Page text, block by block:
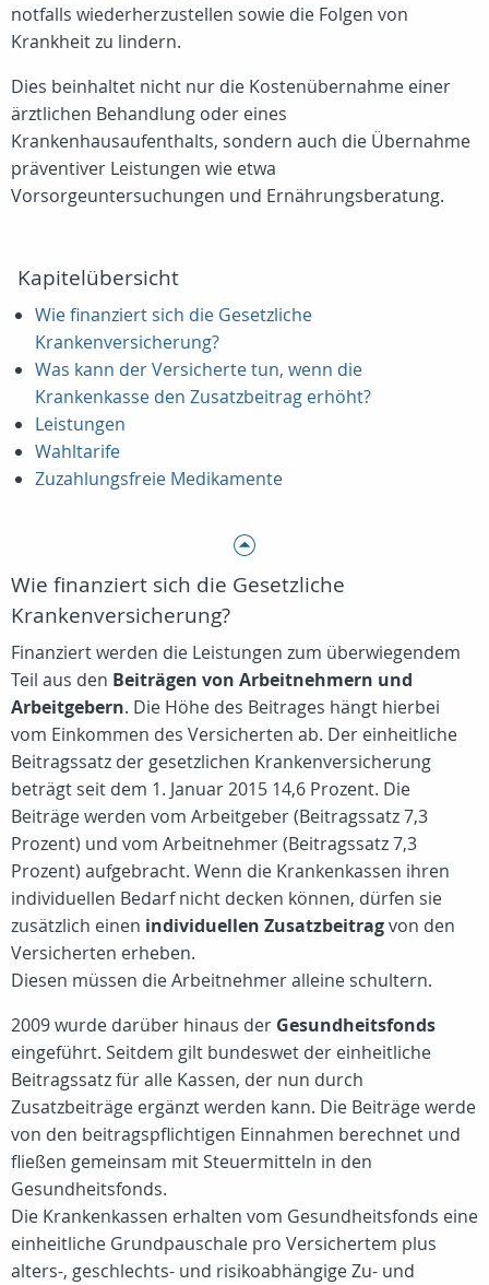
notfalls wiederherzustellen sowie die Folgen von
Krankheit zu lindern.
Dies beinhaltet nicht nur die Kostenübernahme einer
ärztlichen Behandlung oder eines
Krankenhausaufenthalts, sondern auch die Übernahme
präventiver Leistungen wie etwa
Vorsorgeuntersuchungen und Ernährungsberatung.
Kapitelübersicht
Wie finanziert sich die Gesetzliche
Krankenversicherung?
Was kann der Versicherte tun, wenn die
Krankenkasse den Zusatzbeitrag erhöht?
Leistungen
Wahltarife
Zuzahlungsfreie Medikamente
Wie finanziert sich die Gesetzliche
Krankenversicherung?
Finanziert werden die Leistungen zum überwiegendem
Teil aus den Beiträgen von Arbeitnehmern und
Arbeitgebern. Die Höhe des Beitrages hängt hierbei
vom Einkommen des Versicherten ab. Der einheitliche
Beitragssatz der gesetzlichen Krankenversicherung
beträgt seit dem 1. Januar 2015 14,6 Prozent. Die
Beiträge werden vom Arbeitgeber (Beitragssatz 7,3
Prozent) und vom Arbeitnehmer (Beitragssatz 7,3
Prozent) aufgebracht. Wenn die Krankenkassen ihren
individuellen Bedarf nicht decken können, dürfen sie
zusätzlich einen individuellen Zusatzbeitragvon den
Versicherten erheben.
Diesen müssen die Arbeitnehmer alleine schultern.
2009 wurde darüber hinaus der Gesundheitsfonds
eingeführt. Seitdem gilt bundeswet der einheitliche
Beitragssatz für alle Kassen, der nun durch
Zusatzbeiträge ergänzt werden kann. Die Beiträge werde
von den beitragspflichtigen Einnahmen berechnet und
fließen gemeinsam mit Steuermitteln in den
Gesundheitsfonds.
Die Krankenkassen erhalten vom Gesundheitsfonds eine
einheitliche Grundpauschale pro Versichertem plus
alters-, geschlechts- und risikoabhängige Zu- und